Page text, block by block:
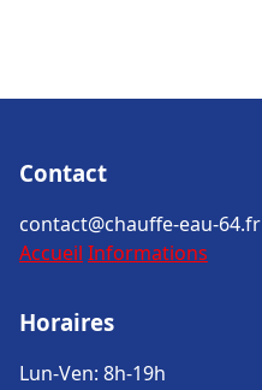
Contact
contact@chauffe-eau-64.fr
Accueil Informations
Horaires
Lun-Ven: 8h-19h